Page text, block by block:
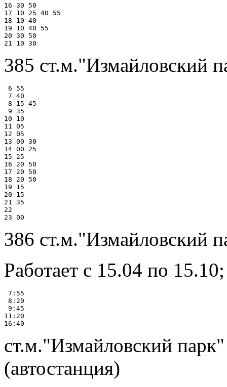
16 30 50
17 10 25 40 55
18 10 40
19 10 40 55
20 30 50
385 ст.м."Измайловский
6 55
7 40
8 15 45
9 35
10 10
11 05
12 05
13 00 30
14 00 25
15 25
16 20 50
17 20 50
18 20 50
19 15
20 15
21 35
22
386 ст.м."Измайловский
Работает с 15.04 по
7:55
8:20
9:45
11:20
ст.м."Измайловский
(автостанция)